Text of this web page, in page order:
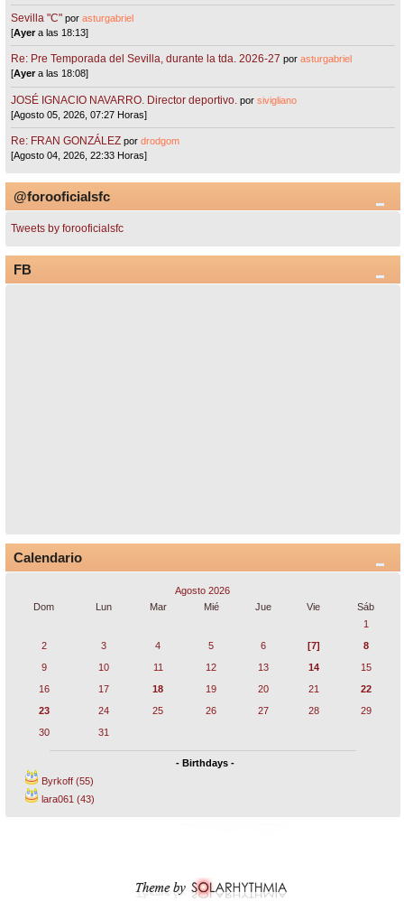
Sevilla "C"porasturgabriel
[Ayera las 18:13]
Re: Pre Temporada del Sevilla, durante la tda. 2026-27 porasturgabriel
[Ayera las 18:08]
JOSÉ IGNACIO NAVARRO. Director deportivo. porsivigliano
[Agosto 05, 2026, 07:27 Horas]
Re: FRAN GONZÁLEZ pordrodgom
[Agosto 04, 2026, 22:33 Horas]
@forooficialsfc
Tweets by forooficialsfc
FB
Calendario
Agosto 2026
Dom
Lun Mar Mié Jue Vie
Sáb
1
2
3 4 5 6 [7]
8
9
10 11 12 13 14
15
16
17 18 19 20 21
22
23
24 25 26 27 28
29
30
31
- Birthdays -
Byrkoff (55)
lara061 (43)